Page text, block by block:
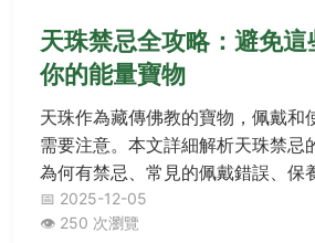
天珠禁忌全攻略：避免
你的能量寶物
天珠作為藏傳佛教的寶物，佩戴和
需要注意。本文詳細解析天珠禁忌
為何有禁忌、常見的佩戴錯誤、保
禁忌的可能後果。我們還提供了實
答如『天珠可以洗澡時戴嗎？』、
📅 2025-12-05
👁️ 250 次瀏覽